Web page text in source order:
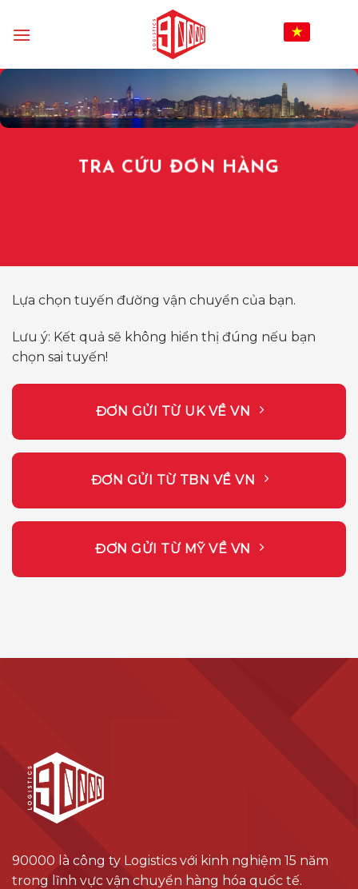
qua
dung
TRA CỨU ĐƠN HÀNG
Lựa chọn tuyến đường vận chuyển của bạn.
Lưu ý: Kết quả sẽ không hiển thị đúng nếu bạn
chọn sai tuyến!
ĐƠN GỬI TỪ UK VỀ VN
ĐƠN GỬI TỪ TBN VỀ VN
ĐƠN GỬI TỪ MỸ VỀ VN
90000 là công ty Logistics với kinh nghiệm 15 năm
trong lĩnh vực vận chuyển hàng hóa quốc tế.